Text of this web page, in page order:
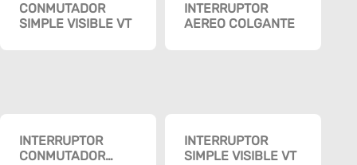
CONMUTADOR
SIMPLE VISIBLE VT
INTERRUPTOR
AEREO COLGANTE
INTERRUPTOR
CONMUTADOR
INTERRUPTOR
SIMPLE VISIBLE VT